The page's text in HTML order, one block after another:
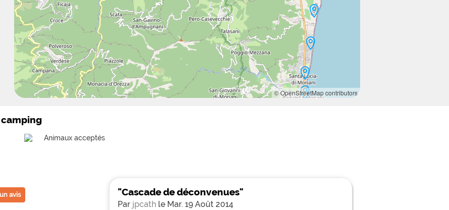
© OpenStreetMap contributors
camping
Animaux acceptés
avis "Cascade de déconvenues"
Par jpcath le Mar. 19 Août 2014